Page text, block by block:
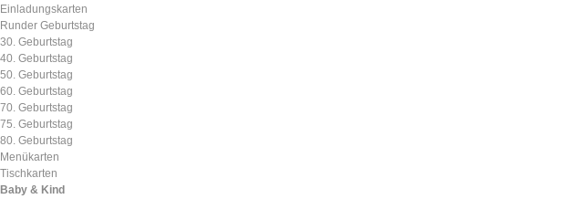
Einladungskarten
Runder Geburtstag
30. Geburtstag
40. Geburtstag
50. Geburtstag
60. Geburtstag
70. Geburtstag
75. Geburtstag
80. Geburtstag
Menükarten
Tischkarten
Baby & Kind